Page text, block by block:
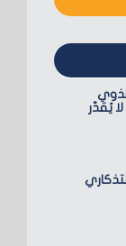
لذوي
يُقدّر